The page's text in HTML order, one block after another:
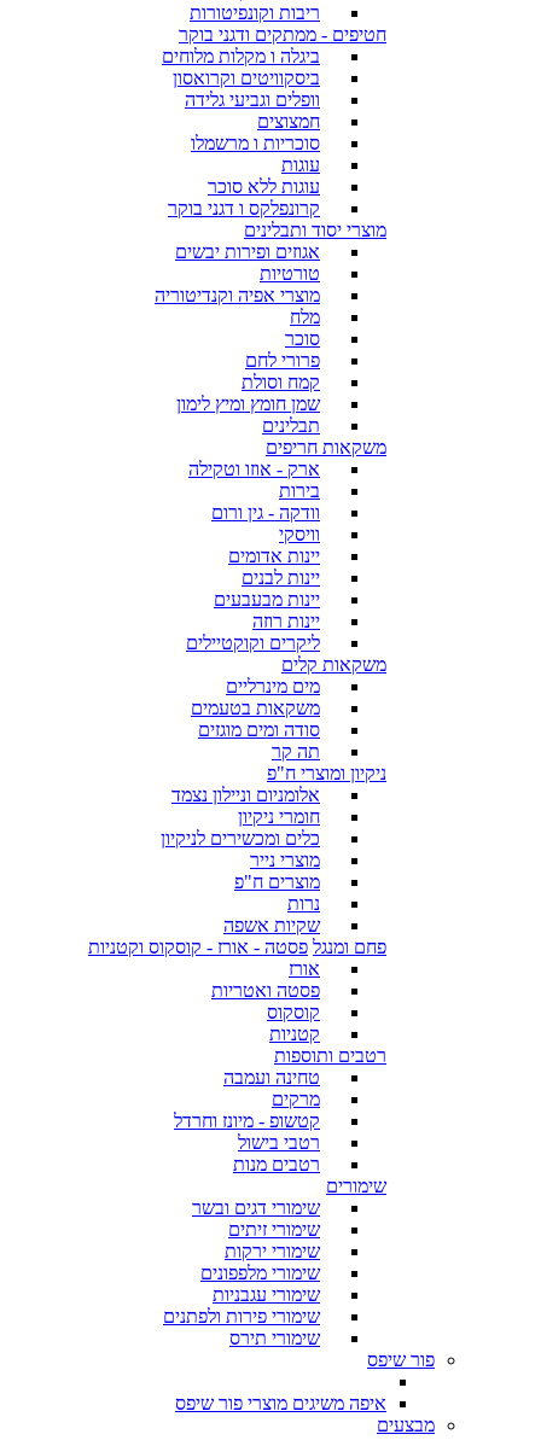
ריבות וקונפיטורות
חטיפים - ממתקים ודגני בוקר
ביגלה ו מקלות מלוחים
ביסקוויטים וקרואסון
וופלים וגביעי גלידה
חמצוצים
סוכריות ו מרשמלו
עוגות
עוגות ללא סוכר
קרונפלקס ו דגני בוקר
מוצרי יסוד ותבלינים
אגוזים ופירות יבשים
טורטיות
מוצרי אפיה וקנדיטוריה
מלח
סוכר
פרורי לחם
קמח וסולת
שמן חומץ ומיץ לימון
תבלינים
משקאות חריפים
ארק - אוזו וטקילה
בירות
וודקה - גין ורום
וויסקי
יינות אדומים
יינות לבנים
יינות מבעבעים
יינות רוזה
ליקרים וקוקטיילים
משקאות קלים
מים מינרליים
משקאות בטעמים
סודה ומים מוגזים
תה קר
ניקיון ומוצרי ח"פ
אלומניום וניילון נצמד
חומרי ניקיון
כלים ומכשירים לניקיון
מוצרי נייר
מוצרים ח"פ
נרות
שקיות אשפה
פחם ומנגל פסטה - אורז - קוסקוס וקטניות
אורז
פסטה ואטריות
קוסקוס
קטניות
רטבים ותוספות
טחינה ועמבה
מרקים
קטשופ - מיונז וחרדל
רטבי בישול
רטבים מנות
שימורים
שימורי דגים ובשר
שימורי זיתים
שימורי ירקות
שימורי מלפפונים
שימורי עגבניות
שימורי פירות ולפתנים
שימורי תירס
פור שיפס
איפה משיגים מוצרי פור שיפס
מבצעים